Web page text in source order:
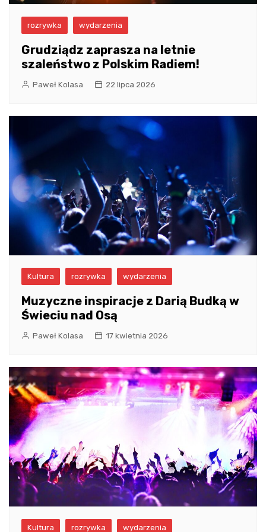
rozrywka wydarzenia
Grudziądz zaprasza na letnie
szaleństwo z Polskim Radiem!
Paweł Kolasa 22 lipca 2026
Kultura rozrywka wydarzenia
Muzyczne inspiracje z Darią Budką w
Świeciu nad Osą
Paweł Kolasa 17 kwietnia 2026
Kultura rozrywka wydarzenia